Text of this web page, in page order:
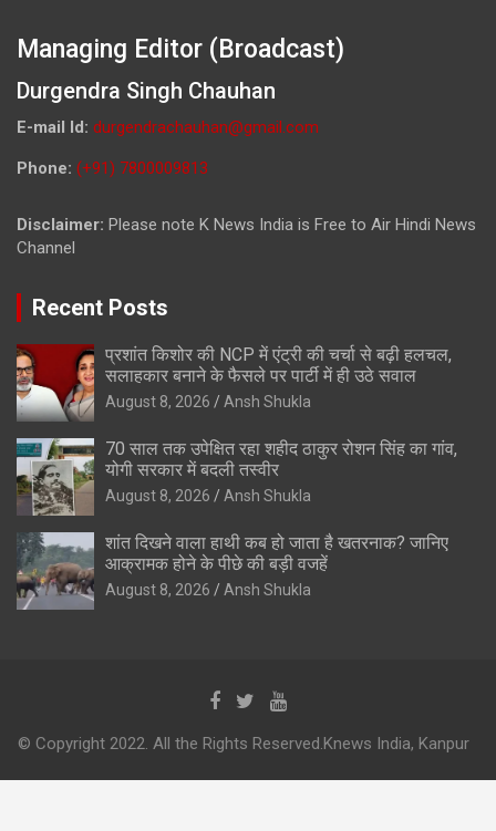
Managing Editor (Broadcast)
Durgendra Singh Chauhan
E-mail Id: durgendrachauhan@gmail.com
Phone: (+91) 7800009813
Disclaimer: Please note K News India is Free to Air Hindi News
Channel
Recent Posts
प्रशांत किशोर की NCP में एंट्री की चर्चा से बढ़ी हलचल,
सलाहकार बनाने के फैसले पर पार्टी में ही उठे सवाल
August 8, 2026 Ansh Shukla
70 साल तक उपेक्षित रहा शहीद ठाकुर रोशन सिंह का गांव,
योगी सरकार में बदली तस्वीर
August 8, 2026 Ansh Shukla
शांत दिखने वाला हाथी कब हो जाता है खतरनाक? जानिए
आक्रामक होने के पीछे की बड़ी वजहें
August 8, 2026 Ansh Shukla
© Copyright 2022. All the Rights Reserved.Knews India, Kanpur